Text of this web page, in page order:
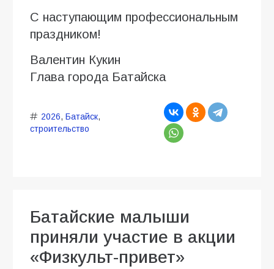
С наступающим профессиональным
праздником!
Валентин Кукин
Глава города Батайска
2026, Батайск,
строительство
Батайские малыши
приняли участие в акции
«Физкульт-привет»